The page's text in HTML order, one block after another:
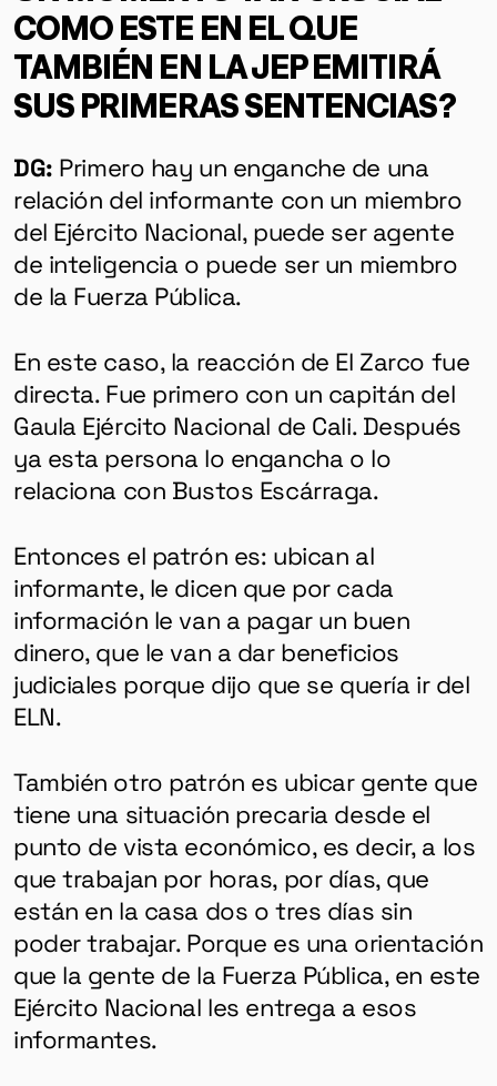
COMO ESTE EN EL QUE
TAMBIÉN EN LA JEP EMITIRÁ
SUS PRIMERAS SENTENCIAS?
DG: Primero hay un enganche de una
relación del informante con un miembro
del Ejército Nacional, puede ser agente
de inteligencia o puede ser un miembro
de la Fuerza Pública.
En este caso, la reacción de El Zarco fue
directa. Fue primero con un capitán del
Gaula Ejército Nacional de Cali. Después
ya esta persona lo engancha o lo
relaciona con Bustos Escárraga.
Entonces el patrón es: ubican al
informante, le dicen que por cada
información le van a pagar un buen
dinero, que le van a dar beneficios
judiciales porque dijo que se quería ir del
ELN.
También otro patrón es ubicar gente que
tiene una situación precaria desde el
punto de vista económico, es decir, a los
que trabajan por horas, por días, que
están en la casa dos o tres días sin
poder trabajar. Porque es una orientación
que la gente de la Fuerza Pública, en este
Ejército Nacional les entrega a esos
informantes.